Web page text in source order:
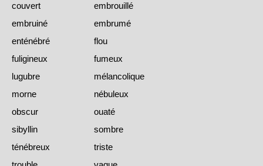
couvert
embrouillé
embruiné
embrumé
enténébré
flou
fuligineux
fumeux
lugubre
mélancolique
morne
nébuleux
obscur
ouaté
sibyllin
sombre
ténébreux
triste